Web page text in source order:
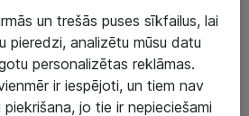
un trešās puses sīkfailus, lai
pieredzi, analizētu mūsu datu
personalizētas reklāmas.
ir iespējoti, un tiem nav
piekrišana, jo tie ir nepieciešami